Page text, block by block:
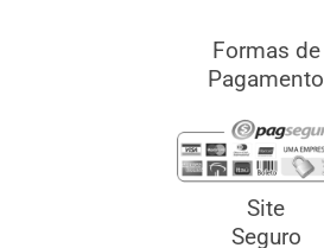
Formas de
Pagamento
Site
Seguro